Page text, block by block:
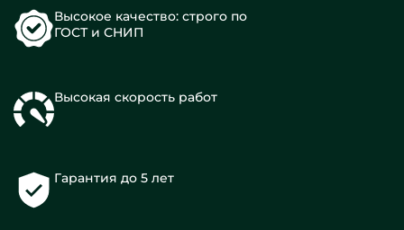
Высокое качество: строго по
ГОСТ и СНИП
Высокая скорость работ
Гарантия до 5 лет